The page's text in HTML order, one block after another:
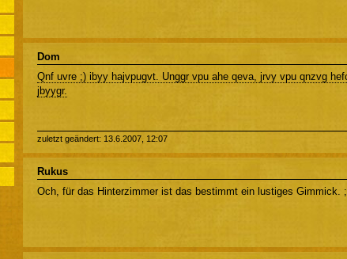
Dom
Qnf uvre ;) ibyy hajvpugvt. Unggr vpu ahe qeva, jrvy vpu qnzvg
jbyygr.
zuletzt geändert: 13.6.2007, 12:07
Rukus
Och, für das Hinterzimmer ist das bestimmt ein lustiges Gimmick.